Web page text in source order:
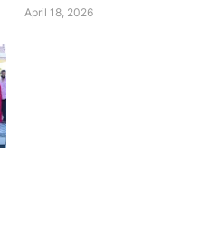
April 18, 2026